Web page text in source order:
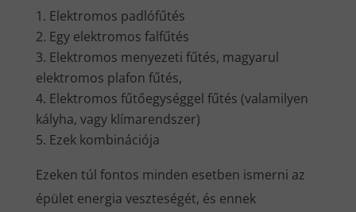
Elektromos padlófűtés
Egy elektromos falfűtés
Elektromos menyezeti fűtés, magyarul
elektromos plafon fűtés,
Elektromos fűtőegységgel fűtés (valamilyen
kályha, vagy klímarendszer)
Ezek kombinációja
Ezeken túl fontos minden esetben ismerni az
épület energia veszteségét, és ennek